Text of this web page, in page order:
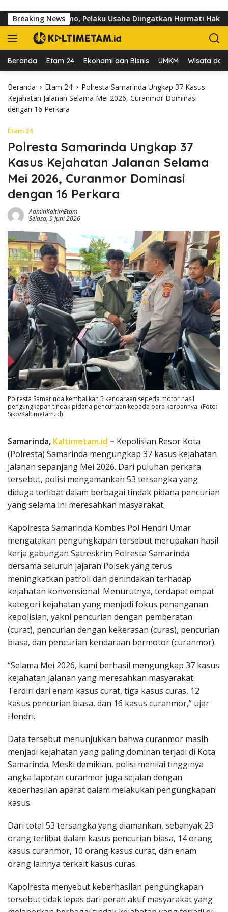
Breaking News
dr Sutomo, Pelaku Usaha Diingatkan Hormati Hak Pejalan
Beranda Etam 24 Ekonomi dan Bisnis UMKM Wisata dan
Beranda Etam 24
Polresta Samarinda Ungkap 37 Kasus
Kejahatan Jalanan Selama Mei 2026, Curanmor Dominasi
dengan 16 Perkara
Etam 24
Polresta Samarinda Ungkap 37
Kasus Kejahatan Jalanan Selama
Mei 2026, Curanmor Dominasi
dengan 16 Perkara
AdminKaltimEtam
Selasa, 9 Juni 2026
Polresta Samarinda kembalikan 5 kendaraan sepeda motor hasil
pengungkapan tindak pidana pencuriaan kepada para korbannya. (Foto:
Siko/Kaltimetam.id)
Samarinda, Kaltimetam.id – Kepolisian Resor Kota
(Polresta) Samarinda mengungkap 37 kasus kejahatan
jalanan sepanjang Mei 2026. Dari puluhan perkara
tersebut, polisi mengamankan 53 tersangka yang
diduga terlibat dalam berbagai tindak pidana pencurian
yang selama ini meresahkan masyarakat.
Kapolresta Samarinda Kombes Pol Hendri Umar
mengatakan pengungkapan tersebut merupakan hasil
kerja gabungan Satreskrim Polresta Samarinda
bersama seluruh jajaran Polsek yang terus
meningkatkan patroli dan penindakan terhadap
kejahatan konvensional. Menurutnya, terdapat empat
kategori kejahatan yang menjadi fokus penanganan
kepolisian, yakni pencurian dengan pemberatan
(curat), pencurian dengan kekerasan (curas), pencurian
biasa, dan pencurian kendaraan bermotor (curanmor).
“Selama Mei 2026, kami berhasil mengungkap 37 kasus
kejahatan jalanan yang meresahkan masyarakat.
Terdiri dari enam kasus curat, tiga kasus curas, 12
kasus pencurian biasa, dan 16 kasus curanmor,” ujar
Hendri.
Data tersebut menunjukkan bahwa curanmor masih
menjadi kejahatan yang paling dominan terjadi di Kota
Samarinda. Meski demikian, polisi menilai tingginya
angka laporan curanmor juga sejalan dengan
keberhasilan aparat dalam melakukan pengungkapan
kasus.
Dari total 53 tersangka yang diamankan, sebanyak 23
orang terlibat dalam kasus pencurian biasa, 14 orang
kasus curanmor, 10 orang kasus curat, dan enam
orang lainnya terkait kasus curas.
Kapolresta menyebut keberhasilan pengungkapan
tersebut tidak lepas dari peran aktif masyarakat yang